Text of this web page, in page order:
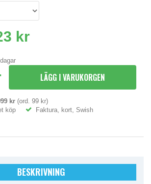
kr
LÄGG I VARUKORGEN
kr (ord. 99 kr)
köp Faktura, kort, Swish
BESKRIVNING